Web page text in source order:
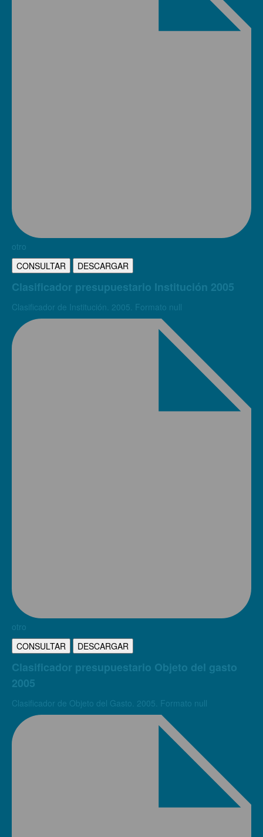
otro
CONSULTAR
DESCARGAR
Clasificador presupuestario Institución 2005
Clasificador de Institución. 2005. Formato null
otro
CONSULTAR
DESCARGAR
Clasificador presupuestario Objeto del gasto
2005
Clasificador de Objeto del Gasto. 2005. Formato null